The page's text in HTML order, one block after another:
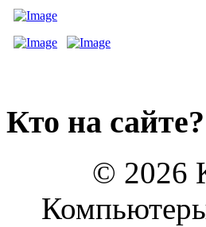
Кто на сайте?
© 2026